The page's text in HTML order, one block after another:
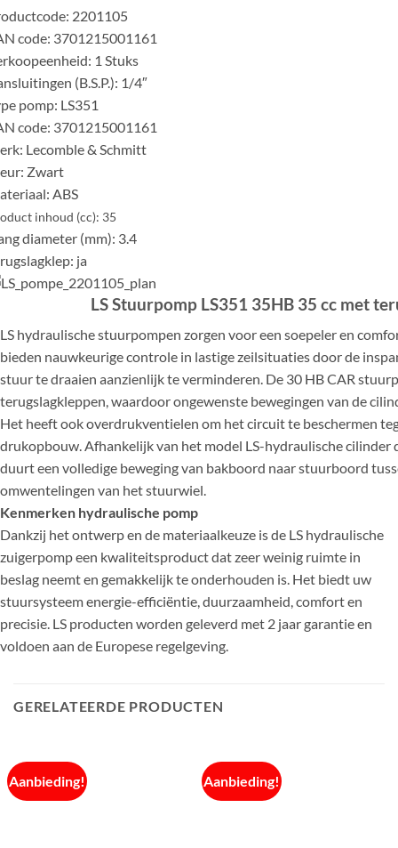
2201105
code: 3701215001161
1 Stuks
(B.S.P.): 1/4″
pomp: LS351
code: 3701215001161
Lecomble & Schmitt
Zwart
ABS
inhoud (cc): 35
diameter (mm): 3.4
ja
LS Stuurpomp LS351 35HB 35 cc met
LS hydraulische stuurpompen zorgen voor een soepeler en
bieden nauwkeurige controle in lastige zeilsituaties door de
stuur te draaien aanzienlijk te verminderen. De 30 HB CAR
terugslagkleppen, waardoor ongewenste bewegingen van de
Het heeft ook overdrukventielen om het circuit te beschermen
drukopbouw. Afhankelijk van het model LS-hydraulische cilinder
duurt een volledige beweging van bakboord naar stuurboord
omwentelingen van het stuurwiel.
Kenmerken hydraulische pomp
Dankzij het ontwerp en de materiaalkeuze is de LS hydraulische
zuigerpomp een kwaliteitsproduct dat zeer weinig ruimte in
beslag neemt en gemakkelijk te onderhouden is. Het biedt uw
stuursysteem energie-efficiëntie, duurzaamheid, comfort en
precisie. LS producten worden geleverd met 2 jaar garantie en
voldoen aan de Europese regelgeving.
GERELATEERDE PRODUCTEN
Aanbieding! Aanbieding!